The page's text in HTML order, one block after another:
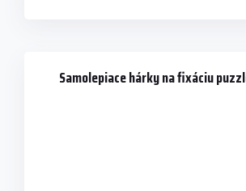
Samolepiace hárky na fixáciu